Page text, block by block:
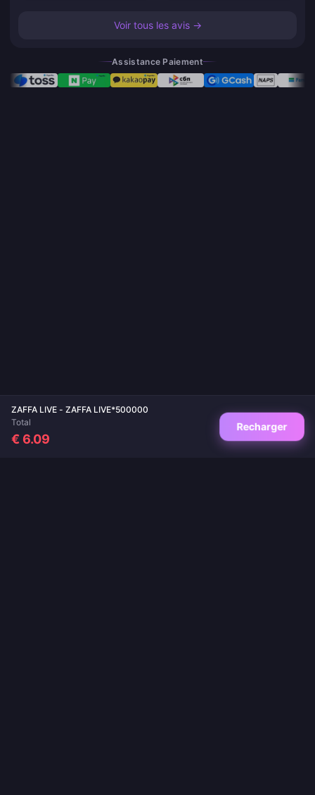
ZAFFA LIVE - ZAFFA LIVE*500000
Total
€ 6.09
Recharger
Voir tous les avis →
Assistance Paiement